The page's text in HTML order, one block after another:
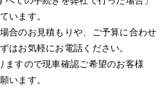
います。
合のお見積もりや、ご予算に合わせ
はお気軽にお電話ください。
ますので現車確認ご希望のお客様
います。